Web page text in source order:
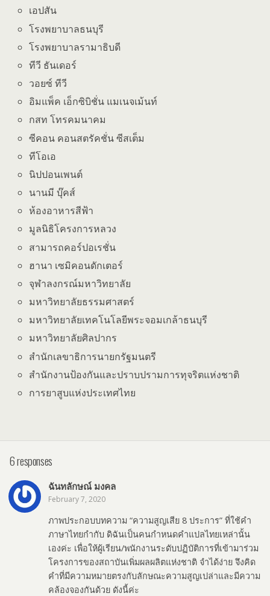
เอปสัน
โรงพยาบาลธนบุรี
โรงพยาบาลรามาธิบดี
ทีวี ธันเดอร์
วอยซ์ ทีวี
อิมแพ็ค เอ็กซิบิชั่น แมเนจเม้นท์
กสท โทรคมนาคม
ซีคอน คอนสตรัคชั่น ซีสเต็ม
ทีโอเอ
นิปปอนเพนต์
นานมี บุ๊คส์
ห้องอาหารสีฟ้า
มูลนิธิโครงการหลวง
สามารถคอร์ปอเรชั่น
ฮานา เซมิคอนดักเตอร์
จุฬาลงกรณ์มหาวิทยาลัย
มหาวิทยาลัยธรรมศาสตร์
มหาวิทยาลัยเทคโนโลยีพระจอมเกล้าธนบุรี
มหาวิทยาลัยศิลปากร
สำนักเลขาธิการนายกรัฐมนตรี
สํานักงานป้องกันและปราบปรามการทุจริตแห่งชาติ
การยาสูบแห่งประเทศไทย
6 responses
ฉันทลักษณ์ มงคล
February 7, 2020
ภาพประกอบบทความ “ความสูญเสีย 8 ประการ” ที่ใช้คำ
ภาษาไทยกำกับ ดิฉันเป็นคนกำหนดคำแปลไทยเหล่านั้น
เองค่ะ เพื่อให้ผู้เรียน/พนักงานระดับปฏิบัติการที่เข้ามาร่วม
โครงการของสถาบันเพิ่มผลผลิตแห่งชาติ จำได้ง่าย จึงคิด
คำที่มีความหมายตรงกับลักษณะความสูญเปล่าและมีความ
คล้องจองกันด้วย ดังนี้ค่ะ